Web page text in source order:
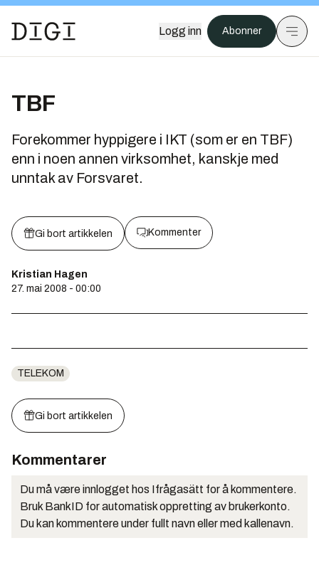
Logg inn Abonner
TBF
Forekommer hyppigere i IKT (som er en TBF)
enn i noen annen virksomhet, kanskje med
unntak av Forsvaret.
Gi bort artikkelen Kommenter
Kristian Hagen
27. mai 2008 - 00:00
TELEKOM
Gi bort artikkelen
Kommentarer
Du må være innlogget hos Ifrågasätt for å kommentere.
Bruk BankID for automatisk oppretting av brukerkonto.
Du kan kommentere under fullt navn eller med kallenavn.